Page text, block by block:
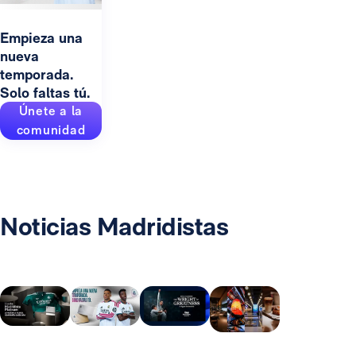
Empieza una
nueva
temporada.
Solo faltas tú.
Únete a la
comunidad
Noticias Madridistas